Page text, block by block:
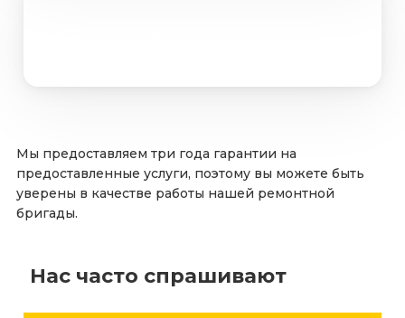
Мы предоставляем три года гарантии на
предоставленные услуги, поэтому вы можете быть
уверены в качестве работы нашей ремонтной
бригады.
Нас часто спрашивают